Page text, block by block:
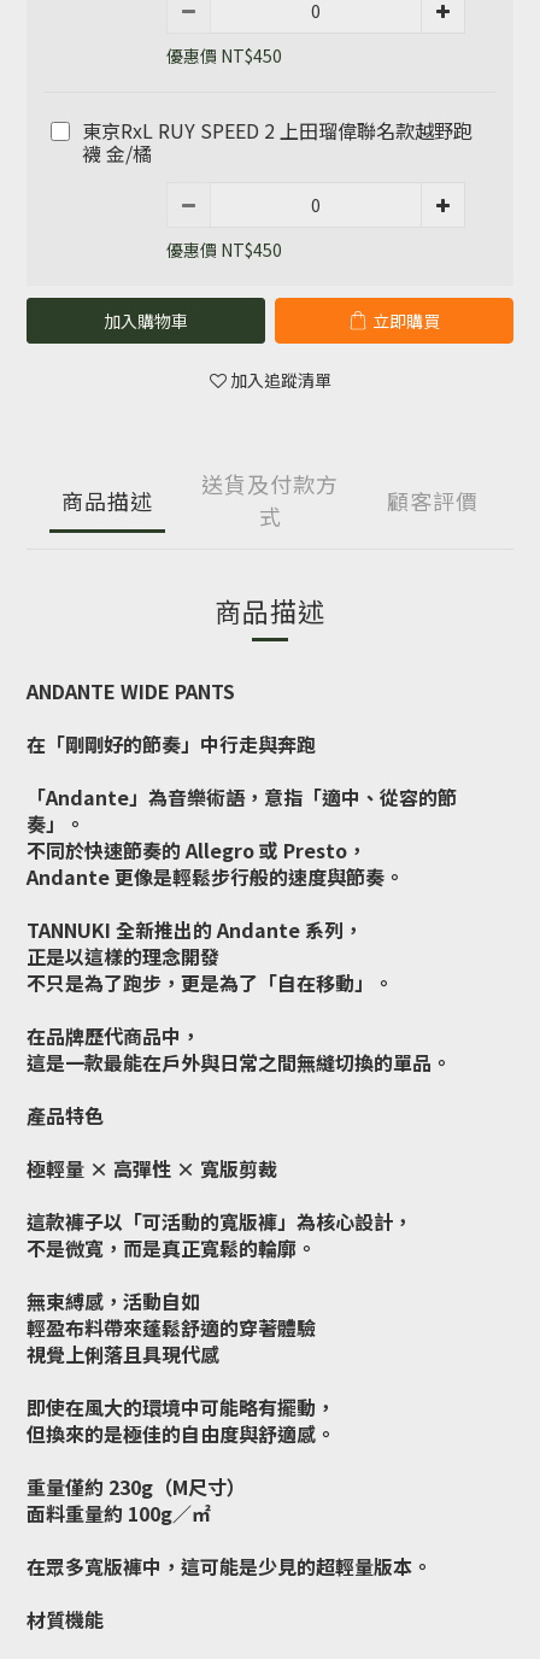
優惠價 NT$450
東京RxL RUY SPEED 2 上田瑠偉聯名款越野跑
襪 金/橘
優惠價 NT$450
加入購物車 立即購買
加入追蹤清單
商品描述
送貨及付款方
式
顧客評價
商品描述
ANDANTE WIDE PANTS
在「剛剛好的節奏」中行走與奔跑
「Andante」為音樂術語，意指「適中、從容的節
奏」。
不同於快速節奏的 Allegro 或 Presto，
Andante 更像是輕鬆步行般的速度與節奏。
TANNUKI 全新推出的 Andante 系列，
正是以這樣的理念開發
不只是為了跑步，更是為了「自在移動」。
在品牌歷代商品中，
這是一款最能在戶外與日常之間無縫切換的單品。
產品特色
極輕量 × 高彈性 × 寬版剪裁
這款褲子以「可活動的寬版褲」為核心設計，
不是微寬，而是真正寬鬆的輪廓。
無束縛感，活動自如
輕盈布料帶來蓬鬆舒適的穿著體驗
視覺上俐落且具現代感
即使在風大的環境中可能略有擺動，
但換來的是極佳的自由度與舒適感。
重量僅約 230g（M尺寸）
面料重量約 100g／㎡
在眾多寬版褲中，這可能是少見的超輕量版本。
材質機能